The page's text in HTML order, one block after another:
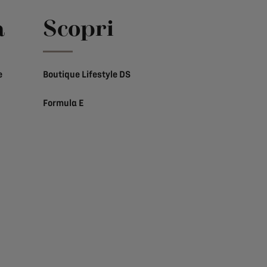
Scopri
Boutique Lifestyle DS
Formula E